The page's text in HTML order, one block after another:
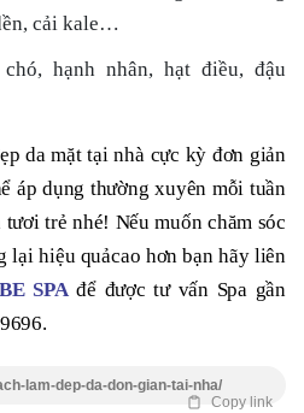
cải kale…
hạnh nhân, hạt điều, đậu
da mặt tại nhà cực kỳ đơn giản
áp dụng thường xuyên mỗi tuần
tươi trẻ nhé! Nếu muốn chăm sóc
lại hiệu quảcao hơn bạn hãy liên
SPAđể được tư vấn Spa gần
lam-dep-da-don-gian-tai-nha/
Copy link